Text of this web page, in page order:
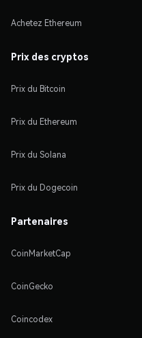
Achetez Ethereum
Prix des cryptos
Prix du Bitcoin
Prix du Ethereum
Prix du Solana
Prix du Dogecoin
Partenaires
CoinMarketCap
CoinGecko
Coincodex